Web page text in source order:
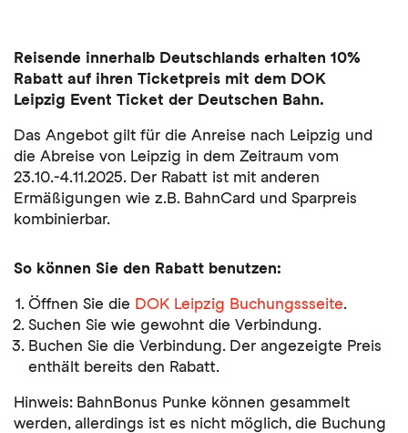
Reisende innerhalb Deutschlands erhalten 10%
Rabatt auf ihren Ticketpreis mit dem DOK
Leipzig Event Ticket der Deutschen Bahn.
Das Angebot gilt für die Anreise nach Leipzig und
die Abreise von Leipzig in dem Zeitraum vom
23.10.-4.11.2025. Der Rabatt ist mit anderen
Ermäßigungen wie z.B. BahnCard und Sparpreis
kombinierbar.
So können Sie den Rabatt benutzen:
Öffnen Sie die DOK Leipzig Buchungssseite.
Suchen Sie wie gewohnt die Verbindung.
Buchen Sie die Verbindung. Der angezeigte Preis
enthält bereits den Rabatt.
Hinweis: BahnBonus Punke können gesammelt
werden, allerdings ist es nicht möglich, die Buchung